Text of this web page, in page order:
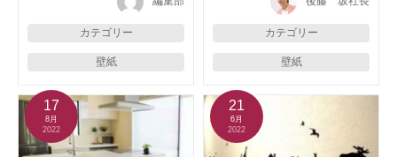
カテゴリー
壁紙
カテゴリー
壁紙
17
8月
2022
21
6月
2022